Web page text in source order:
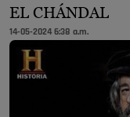
EL CHÁNDAL
14-05-2024 6:38 a.m.